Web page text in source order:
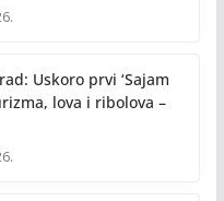
Uskoro prvi ‘Sajam
lova i ribolova –